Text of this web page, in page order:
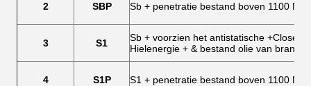
2 SBP Sb + penetratie bestand boven 1100 N
3 S1
Sb + voorzien het antistatische
Hielenergie + & bestand olie van
4 S1P S1 + penetratie bestand boven 1100 N